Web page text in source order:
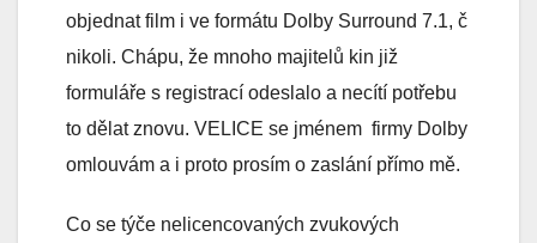
objednat film i ve formátu Dolby Surround 7.1, č
nikoli. Chápu, že mnoho majitelů kin již
formuláře s registrací odeslalo a necítí potřebu
to dělat znovu. VELICE se jménem firmy Dolby
omlouvám a i proto prosím o zaslání přímo mě.
Co se týče nelicencovaných zvukových